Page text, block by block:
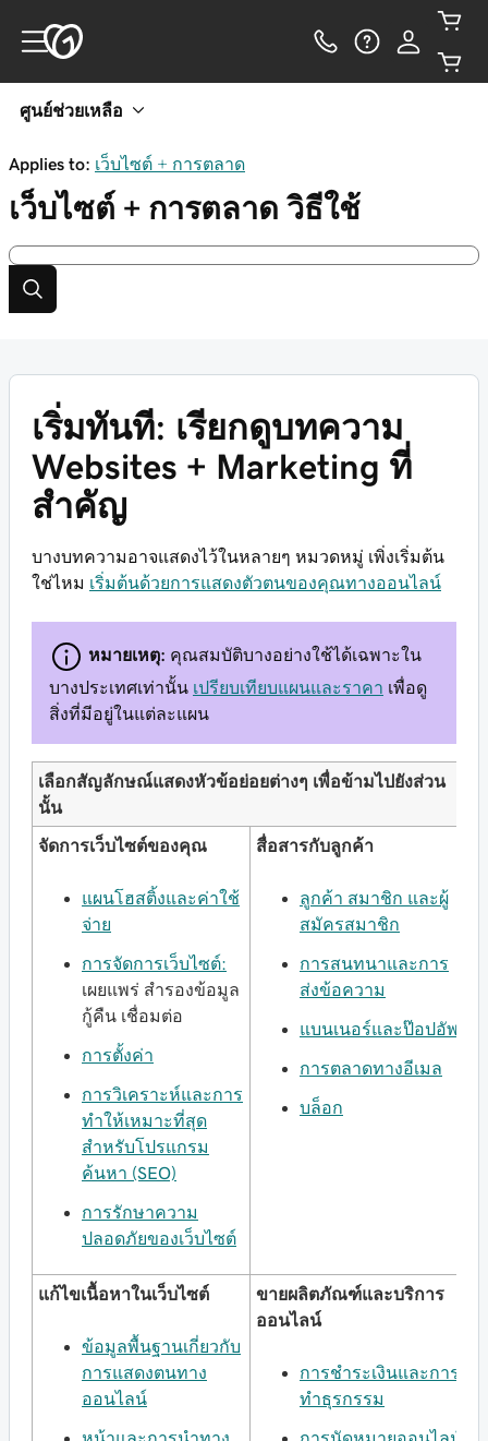
ศูนย์ช่วยเหลือ
Applies to: เว็บไซต์ + การตลาด
เว็บไซต์ + การตลาด วิธีใช้
เริ่มทันที: เรียกดูบทความ
Websites + Marketing ที่
สำคัญ
บางบทความอาจแสดงไว้ในหลายๆ หมวดหมู่ เพิ่งเริ่มต้น
ใช่ไหม เริ่มต้นด้วยการแสดงตัวตนของคุณทางออนไลน์
หมายเหตุ: คุณสมบัติบางอย่างใช้ได้เฉพาะใน
บางประเทศเท่านั้น เปรียบเทียบแผนและราคา เพื่อดู
สิ่งที่มีอยู่ในแต่ละแผน
เลือกสัญลักษณ์แสดงหัวข้อย่อยต่างๆ เพื่อข้ามไปยังส่วน
นั้น
จัดการเว็บไซต์ของคุณ
แผนโฮสติ้งและค่าใช้
จ่าย
การจัดการเว็บไซต์:
เผยแพร่ สำรองข้อมูล
กู้คืน เชื่อมต่อ
การตั้งค่า
การวิเคราะห์และการ
ทำให้เหมาะที่สุด
สำหรับโปรแกรม
ค้นหา (SEO)
การรักษาความ
ปลอดภัยของเว็บไซต์
สื่อสารกับลูกค้า
ลูกค้า สมาชิก และผู้
สมัครสมาชิก
การสนทนาและการ
ส่งข้อความ
แบนเนอร์และป๊อปอัพ
การตลาดทางอีเมล
บล็อก
แก้ไขเนื้อหาในเว็บไซต์
ข้อมูลพื้นฐานเกี่ยวกับ
การแสดงตนทาง
ออนไลน์
ขายผลิตภัณฑ์และบริการ
ออนไลน์
การชำระเงินและการ
ทำธุรกรรม